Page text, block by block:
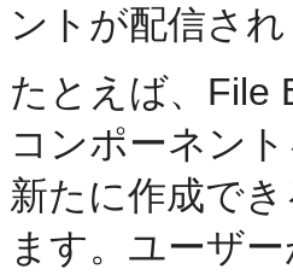
ントが配信され
たとえば、File
コンポーネン
新たに作成で
ます。ユーザ